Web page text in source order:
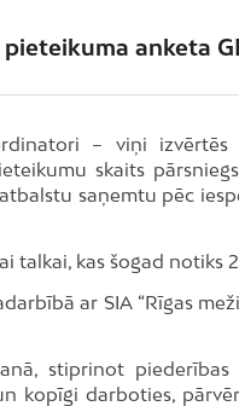
anketa
– viņi izvērtēs
skaits
saņemtu pēc
talkai, kas šogad notiks
ar SIA “Rīgas
stiprinot
kopīgi darboties,